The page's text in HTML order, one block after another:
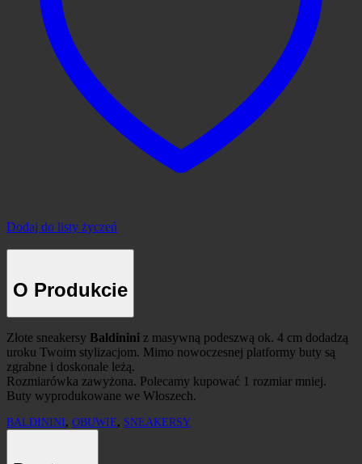
Dodaj do listy życzeń
O Produkcie
Złote sneakersy Baldinini z masywną podeszwą ok. 4 cm dodadzą
uroku Twoim stylizacjom. Mimo nowoczesnej platformy buty są
zgrabne i doskonale leżą.
Rozmiarówka zawyżona. Polecamy kupować 1 rozmiar mniej.
Buty wyprodukowane we Włoszech.
BALDININI, OBUWIE, SNEAKERSY